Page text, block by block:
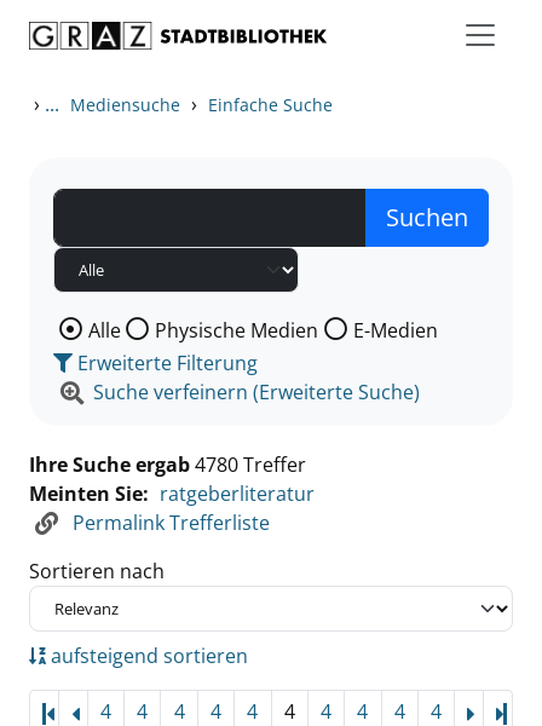
› ... Mediensuche › Einfache Suche
Wählen Sie die Medienart nach der Sie suchen wollen.
Alle Physische Medien
E-Medien
Erweiterte Filterung
Suche verfeinern (Erweiterte Suche)
Ihre Suche ergab4780 Treffer
Meinten Sie: ratgeberliteratur
Permalink Trefferliste
Sortieren nach
aufsteigend sortieren
4
4
4
4
4
4
4
4
4
4